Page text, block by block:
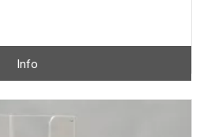
Info